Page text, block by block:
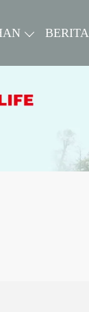
BERITA